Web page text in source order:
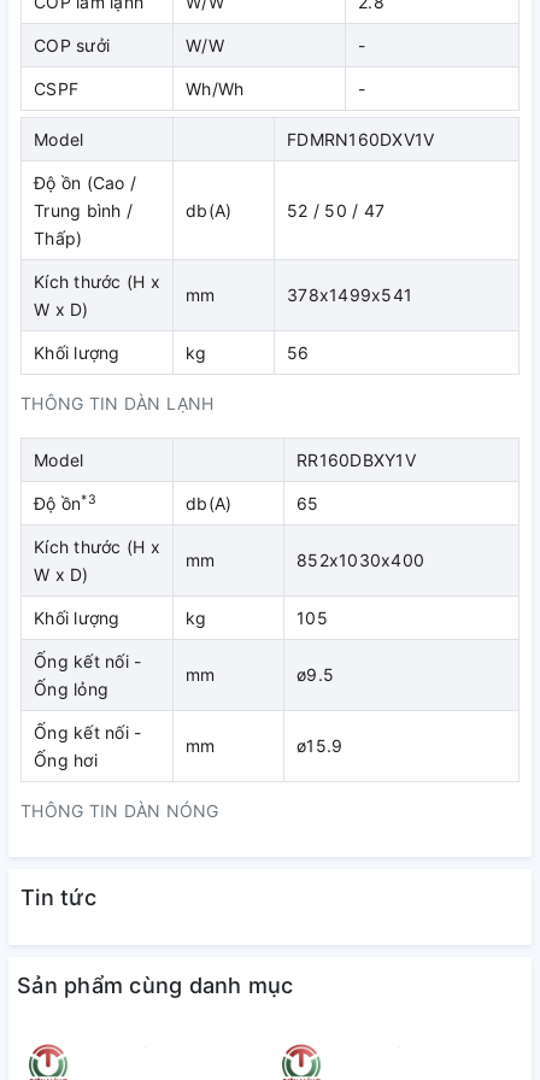
khách hàng cũng như nhà thầu ưu ái lựa chọn lắp đặt cho
công trình của mình.
Cánh tản nhiệt dàn nóng được xử lý chống ăn mòn
Để nâng cao độ bền bằng cách cải thiện khả năng chịu
đựng ăn mòn do muối và ô nhiễm không khí, dàn trao đổi
nhiệt được xử lý chống ăn mòn (đã được xử lý sơ bộ bằng
acryl) được sử dụng cho dàn trao đổi nhiệt tại dàn nóng.
Gia tăng sảng khoái với với hệ thống ống gió được bố trí
thông minh
ngoài
Thiết kế gọn nhẹ giúp vận chuyển và lắp đặt dễ dàng
COP sưởi W/W -
CSPF Wh/Wh -
THÔNG TIN DÀN LẠNH
Model FDMRN160DXV1V
Độ ồn (Cao /
Trung bình /
Thấp)
db(A) 52 / 50 / 47
Kích thước (H x
W x D)
mm 378x1499x541
Khối lượng kg 56
THÔNG TIN DÀN NÓNG
Model RR160DBXY1V
Độ ồn*3 db(A) 65
Kích thước (H x
W x D)
mm 852x1030x400
Khối lượng kg 105
Ống kết nối -
Ống lỏng
mm ø9.5
Ống kết nối -
Ống hơi
mm ø15.9
Tin tức
Sản phẩm cùng danh mục